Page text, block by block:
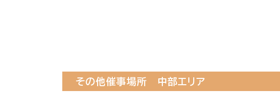
その他催事場所 中部エリア